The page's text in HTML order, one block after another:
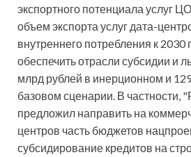
экспортного потенциала услуг
объем экспорта услуг дата-
внутреннего потребления к 2030
обеспечить отрасли субсидии и
млрд рублей в инерционном и
базовом сценарии. В частности,
предложил направить на
центров часть бюджетов
субсидирование кредитов на